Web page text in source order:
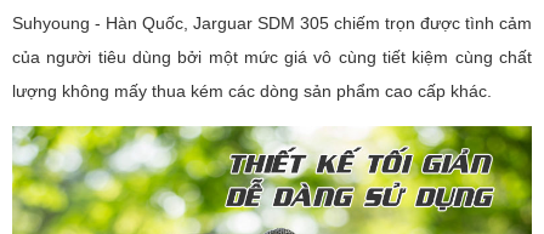
Suhyoung - Hàn Quốc, Jarguar SDM 305 chiếm trọn được tình cảm
của người tiêu dùng bởi một mức giá vô cùng tiết kiệm cùng chất
lượng không mấy thua kém các dòng sản phẩm cao cấp khác.